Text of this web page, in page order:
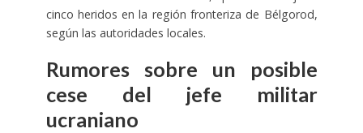
cinco heridos en la región fronteriza de Bélgorod,
según las autoridades locales.
Rumores sobre un posible
cese del jefe militar
ucraniano